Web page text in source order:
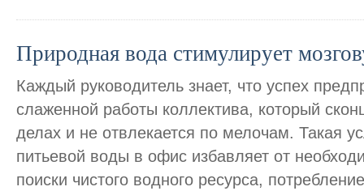
Природная вода стимулирует
Каждый руководитель знает, что успех
слаженной работы коллектива, который
делах и не отвлекается по мелочам. Такая
питьевой воды в офис избавляет от
поиски чистого водного ресурса,